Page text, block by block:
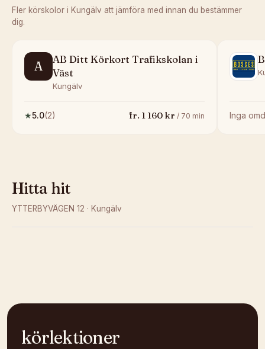
Fler körskolor i Kungälv att jämföra med innan du bestämmer
dig.
A
AB Ditt Körkort Trafikskolan i
Väst
Kungälv
★5.0(2) fr. 1 160kr / 70 min Inga
Hitta hit
YTTERBYVÄGEN 12 · Kungälv
körlektioner